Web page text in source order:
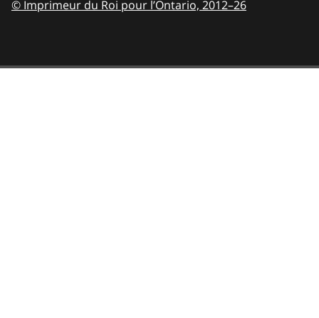
© Imprimeur du Roi pour l’Ontario, 2012–26